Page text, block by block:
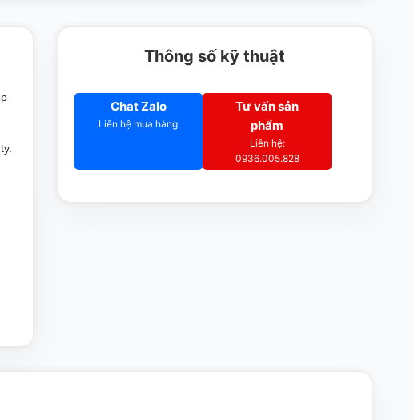
Thông số kỹ thuật
Chat Zalo
Liên hệ mua hàng
Tư vấn sản
phẩm
Liên hệ:
0936.005.828